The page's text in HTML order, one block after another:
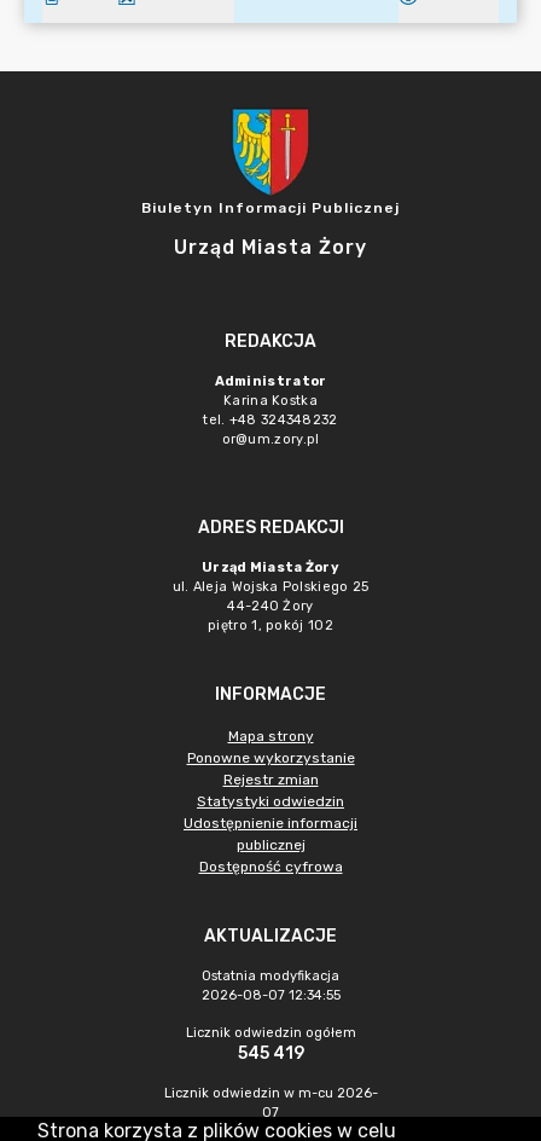
Biuletyn Informacji Publicznej
Urząd Miasta Żory
REDAKCJA
Administrator
Karina Kostka
tel. +48 324348232
or@um.zory.pl
ADRES REDAKCJI
Urząd Miasta Żory
ul. Aleja Wojska Polskiego 25
44-240 Żory
piętro 1, pokój 102
INFORMACJE
Mapa strony
Ponowne wykorzystanie
Rejestr zmian
Statystyki odwiedzin
Udostępnienie informacji
publicznej
Dostępność cyfrowa
AKTUALIZACJE
Ostatnia modyfikacja
2026-08-07 12:34:55
Licznik odwiedzin ogółem
545 419
Licznik odwiedzin w m-cu 2026-
07
1 435
Strona korzysta z plików cookies w celu